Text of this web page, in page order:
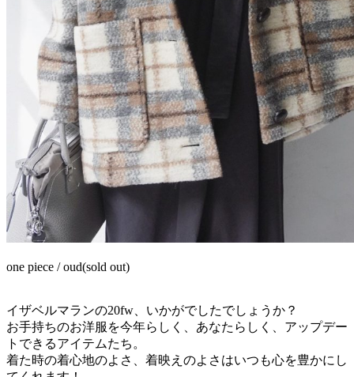
one piece / oud(sold out)
イザベルマランの20fw、いかがでしたでしょうか？
お手持ちのお洋服を今年らしく、あなたらしく、アップデー
トできるアイテムたち。
着た時の着心地のよさ、着映えのよさはいつも心を豊かにし